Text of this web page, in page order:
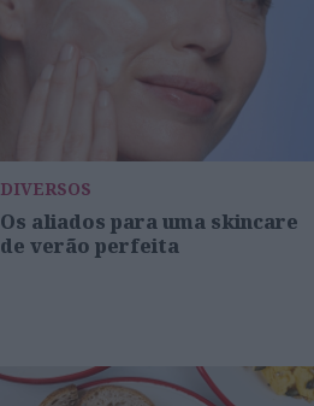
DIVERSOS
Os aliados para uma skincare
de verão perfeita